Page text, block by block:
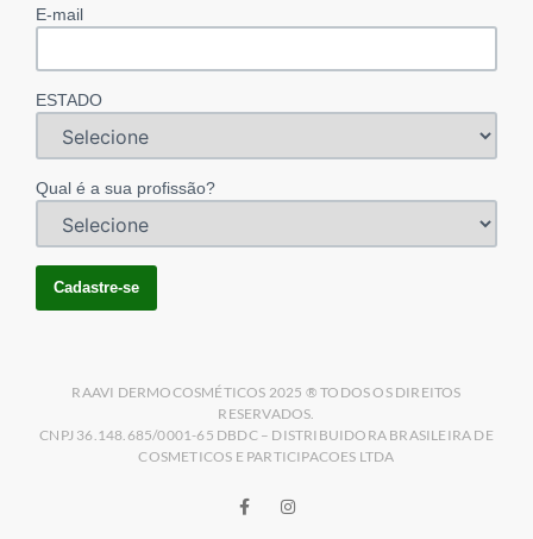
E-mail
ESTADO
Qual é a sua profissão?
RAAVI DERMOCOSMÉTICOS 2025 ® TODOS OS DIREITOS
RESERVADOS.
CNPJ 36.148.685/0001-65 DBDC – DISTRIBUIDORA BRASILEIRA DE
COSMETICOS E PARTICIPACOES LTDA